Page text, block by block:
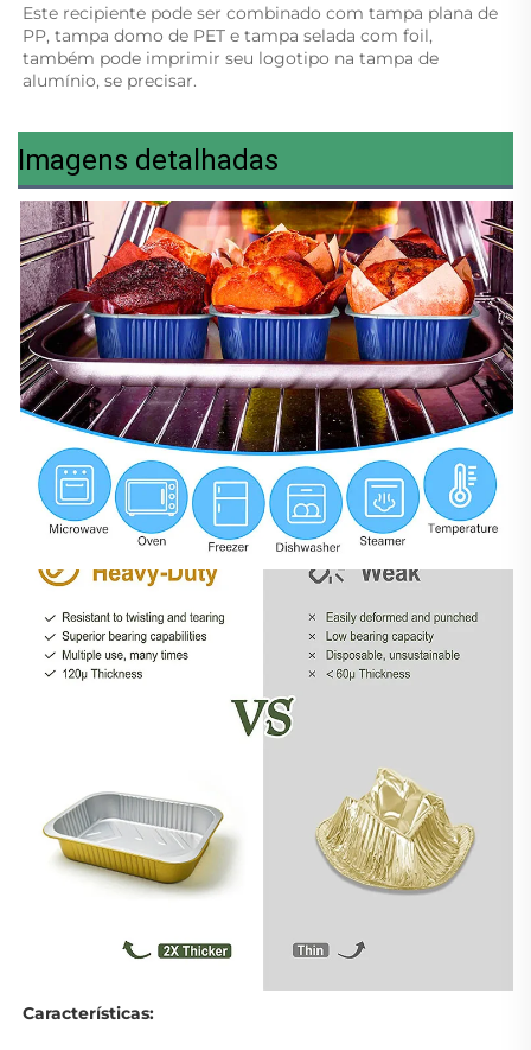
Este recipiente pode ser combinado com tampa plana de
PP, tampa domo de PET e tampa selada com foil,
também pode imprimir seu logotipo na tampa de
alumínio, se precisar.
Imagens detalhadas
Características: